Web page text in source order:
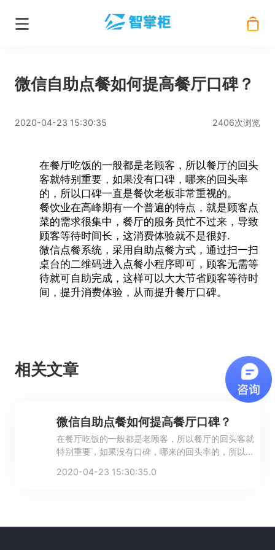
微信自助点餐如何提高餐厅口碑？
2020-04-23 15:30:35 2406次浏览
在餐厅吃饭的一般都是老顾客，所以餐厅的回头
客就特别重要，如果没有口碑，哪来的回头率
的，所以口碑一直是餐饮老板非常重视的。
餐饮业在高峰期有一个普遍的特点，就是顾客点
菜的需求很集中，餐厅的服务员忙不过来，导致
顾客等待时间长，这消费体验就不是很好.
微信点餐系统，采用 自助点餐方式，通过扫一扫
桌台的二维码进入点餐小程序即可，顾客无需等
待就可自助完成，这样可以大大节省顾客等待时
间，提升消费体验，从而提升餐厅口碑。
相关文章
微信自助点餐如何提高餐厅口碑？
在餐厅吃饭的一般都是老顾客，所以餐厅的回头客就
特别重要，如果没有口碑，哪来的回头率的，所以口
2020-04-23 15:30:35.0